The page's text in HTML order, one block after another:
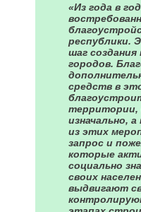
«Из года в
республики.
шаг
городов.
средств в
территории,
изначально,
из этих
запрос и
которые
социально
своих
выдвигают